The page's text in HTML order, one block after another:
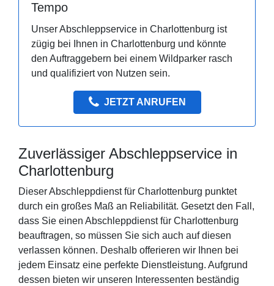
Tempo
Unser Abschleppservice in Charlottenburg ist
zügig bei Ihnen in Charlottenburg und könnte
den Auftraggebern bei einem Wildparker rasch
und qualifiziert von Nutzen sein.
JETZT ANRUFEN
Zuverlässiger Abschleppservice in
Charlottenburg
Dieser Abschleppdienst für Charlottenburg punktet
durch ein großes Maß an Reliabilität. Gesetzt den Fall,
dass Sie einen Abschleppdienst für Charlottenburg
beauftragen, so müssen Sie sich auch auf diesen
verlassen können. Deshalb offerieren wir Ihnen bei
jedem Einsatz eine perfekte Dienstleistung. Aufgrund
dessen bieten wir unseren Interessenten beständig